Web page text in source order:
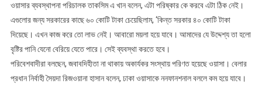
ওয়াসার ব্যবস্থাপনা পরিচালক তাকসিম এ খান বলেন, এটা পরিষ্কার কে করবে এটা ঠিক নেই।
এগুলোর জন্য সরকারের কাছে ৬০ কোটি টাকা চেয়েছিলাম, ‘কিন্ত সরকার ৪০ কোটি টাকা
দিয়েছে। এখন কাজ করে তো লাভ নেই। আবারো ময়লা হয়ে যাবে। আমাদের যে উদ্দেশ্য তা হলো
বৃষ্টির পানি যেনো বেরিয়ে যেতে পারে। সেই ব্যবস্থা করতে হবে।
পরিবেশবাদীরা বলছেন, জবাবদিহীতা না থাকায় অকার্যকর সংস্থায় পরিণত হয়েছে ওয়াসা। বেলার
প্রধান নির্বাহী সৈয়দা রিজওয়ানা হাসান বলেন, ঢাকা ওয়াসাকে ননফানশনাল বললে কম হয়ে যাবে।